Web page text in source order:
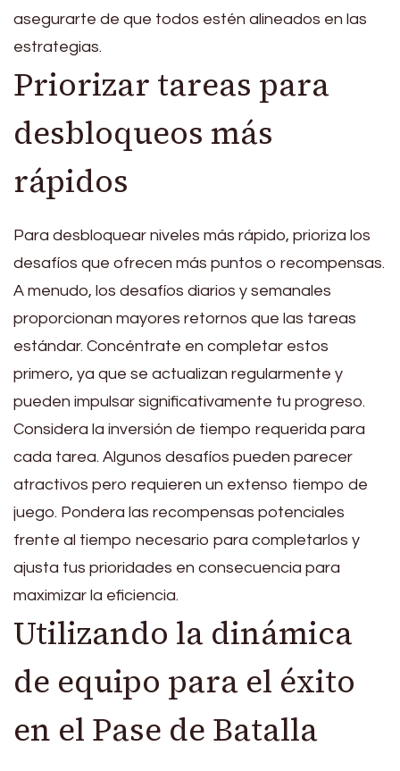
asegurarte de que todos estén alineados en las
estrategias.
Priorizar tareas para
desbloqueos más
rápidos
Para desbloquear niveles más rápido, prioriza los
desafíos que ofrecen más puntos o recompensas.
A menudo, los desafíos diarios y semanales
proporcionan mayores retornos que las tareas
estándar. Concéntrate en completar estos
primero, ya que se actualizan regularmente y
pueden impulsar significativamente tu progreso.
Considera la inversión de tiempo requerida para
cada tarea. Algunos desafíos pueden parecer
atractivos pero requieren un extenso tiempo de
juego. Pondera las recompensas potenciales
frente al tiempo necesario para completarlos y
ajusta tus prioridades en consecuencia para
maximizar la eficiencia.
Utilizando la dinámica
de equipo para el éxito
en el Pase de Batalla